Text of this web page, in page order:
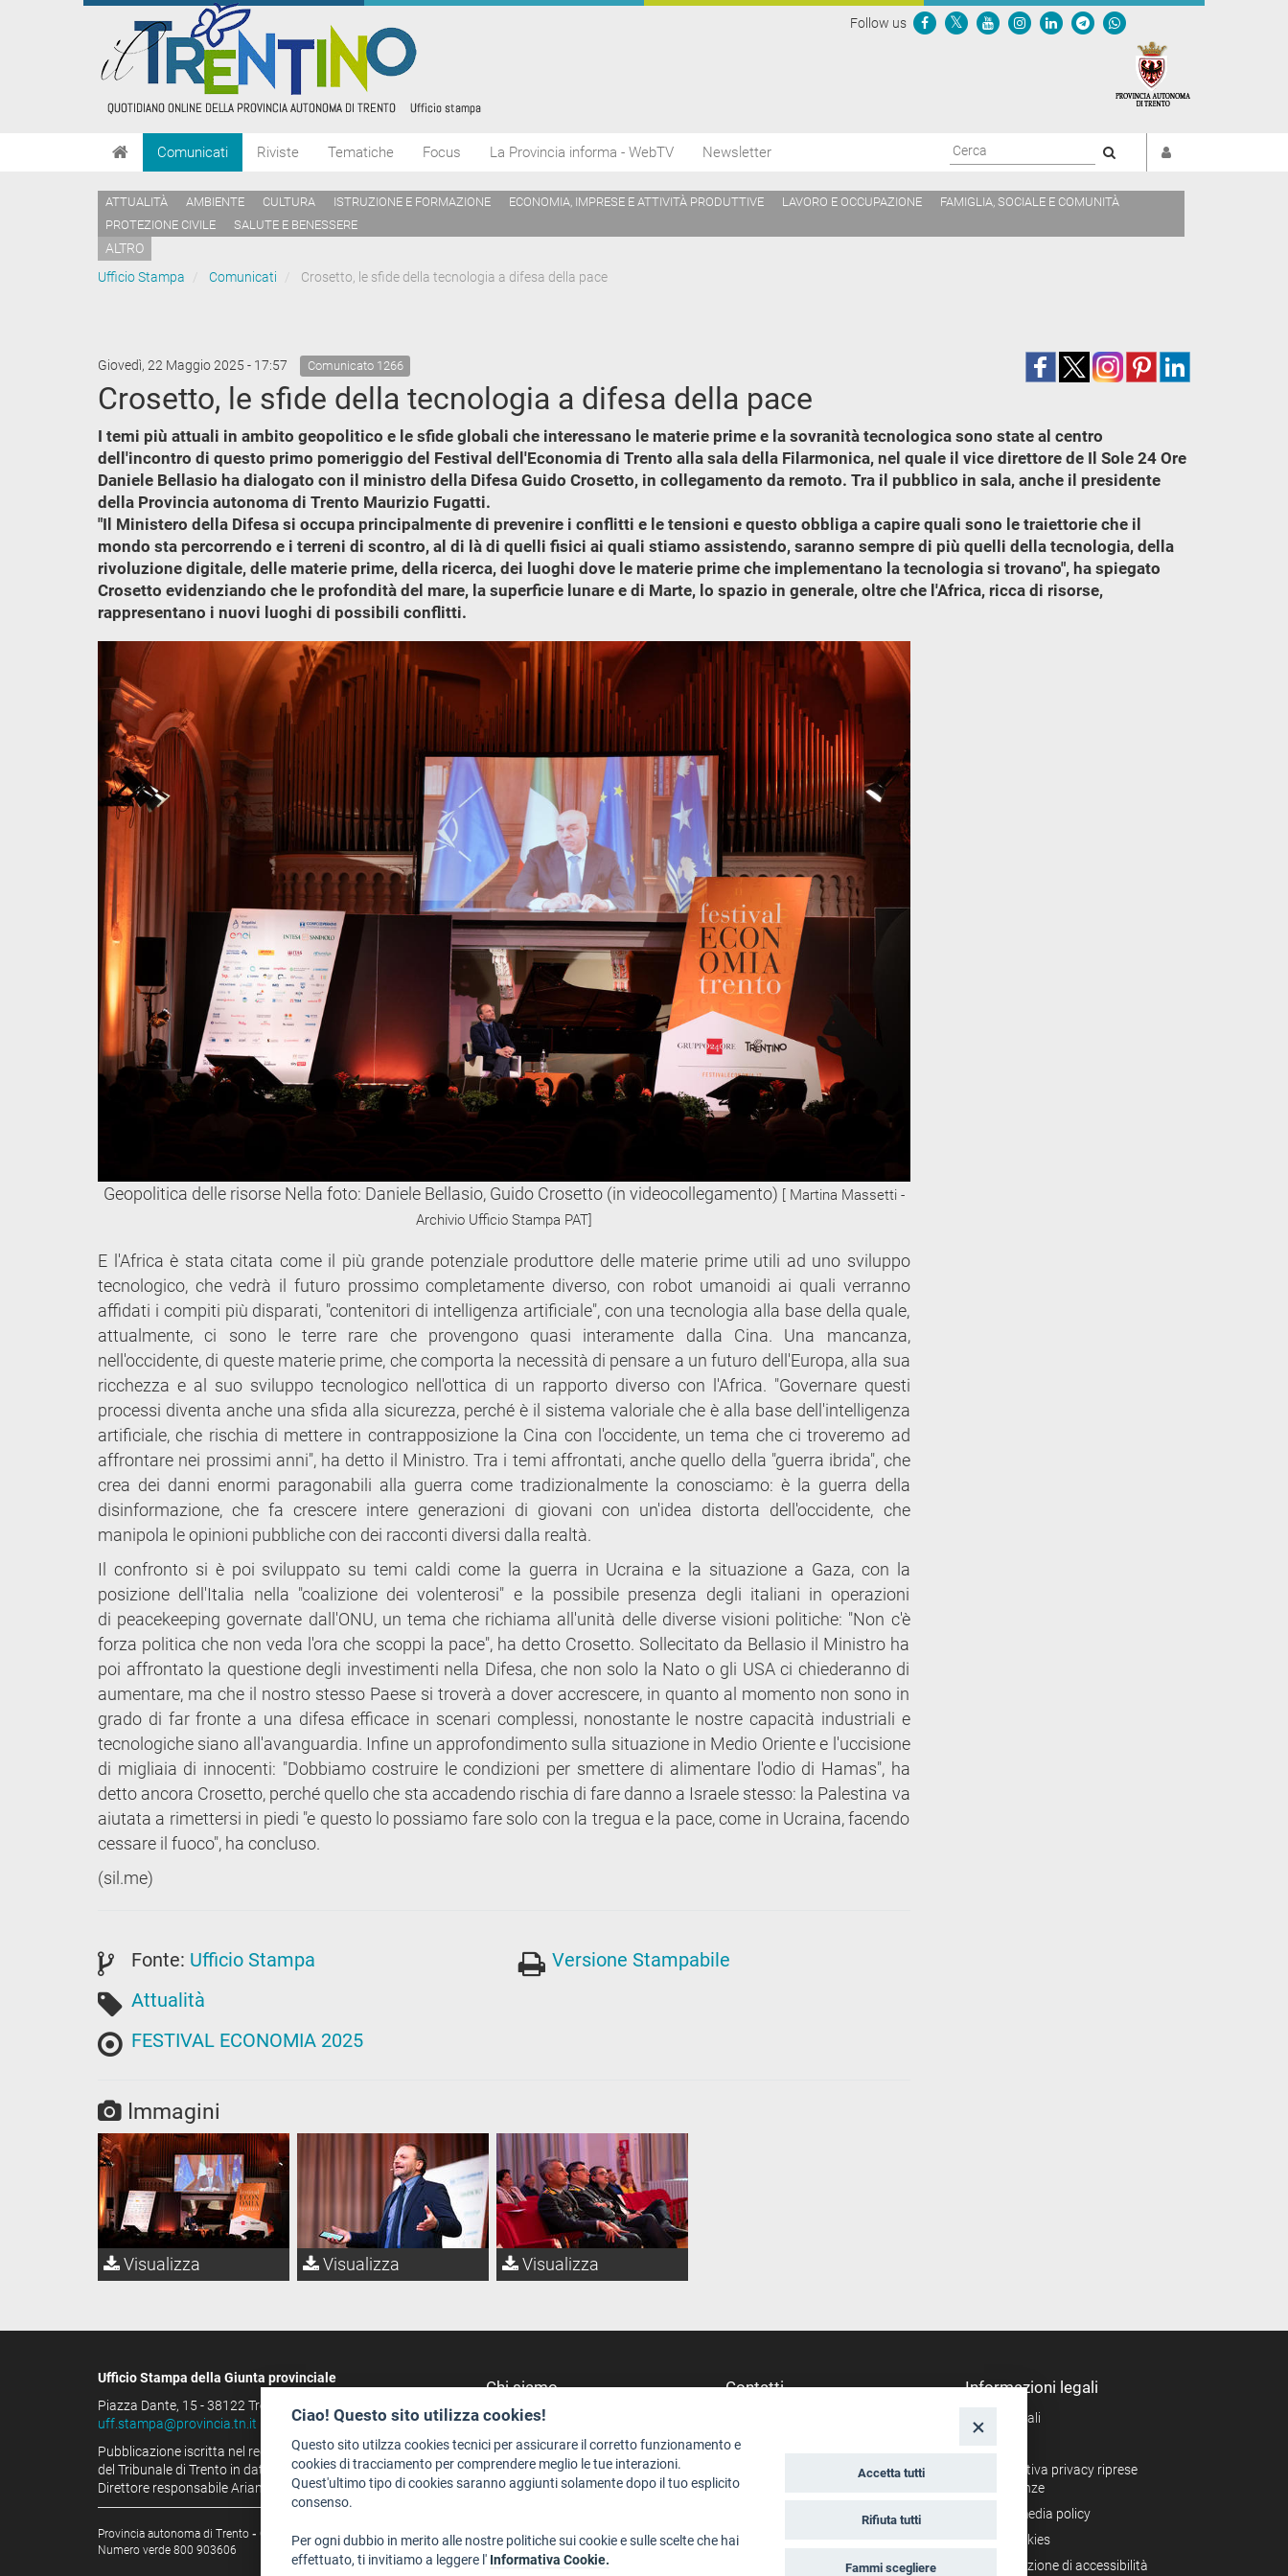
Follow us
Comunicati Riviste Tematiche Focus La Provincia informa - WebTV Newsletter
ATTUALITÀ AMBIENTE CULTURA ISTRUZIONE E FORMAZIONE ECONOMIA, IMPRESE E ATTIVITÀ PRODUTTIVE LAVORO E OCCUPAZIONE
FAMIGLIA, SOCIALE E COMUNITÀ
PROTEZIONE CIVILE
SALUTE E BENESSERE
ALTRO
Ufficio Stampa
Comunicati Crosetto, le sfide della tecnologia a difesa della pace
Giovedì, 22 Maggio 2025 - 17:57 Comunicato 1266
Crosetto, le sfide della tecnologia a difesa della pace
I temi più attuali in ambito geopolitico e le sfide globali che interessano le materie prime e la sovranità tecnologica sono state al centro
dell'incontro di questo primo pomeriggio del Festival dell'Economia di Trento alla sala della Filarmonica, nel quale il vice direttore de Il Sole 24 Ore
Daniele Bellasio ha dialogato con il ministro della Difesa Guido Crosetto, in collegamento da remoto. Tra il pubblico in sala, anche il presidente
della Provincia autonoma di Trento Maurizio Fugatti.
"Il Ministero della Difesa si occupa principalmente di prevenire i conflitti e le tensioni e questo obbliga a capire quali sono le traiettorie che il
mondo sta percorrendo e i terreni di scontro, al di là di quelli fisici ai quali stiamo assistendo, saranno sempre di più quelli della tecnologia, della
rivoluzione digitale, delle materie prime, della ricerca, dei luoghi dove le materie prime che implementano la tecnologia si trovano", ha spiegato
Crosetto evidenziando che le profondità del mare, la superficie lunare e di Marte, lo spazio in generale, oltre che l'Africa, ricca di risorse,
rappresentano i nuovi luoghi di possibili conflitti.
Geopolitica delle risorse Nella foto: Daniele Bellasio, Guido Crosetto (in videocollegamento) [ Martina Massetti -
Archivio Ufficio Stampa PAT]
E l'Africa è stata citata come il più grande potenziale produttore delle materie prime utili ad uno sviluppo
tecnologico, che vedrà il futuro prossimo completamente diverso, con robot umanoidi ai quali verranno
affidati i compiti più disparati, "contenitori di intelligenza artificiale", con una tecnologia alla base della quale,
attualmente, ci sono le terre rare che provengono quasi interamente dalla Cina. Una mancanza,
nell'occidente, di queste materie prime, che comporta la necessità di pensare a un futuro dell'Europa, alla sua
ricchezza e al suo sviluppo tecnologico nell'ottica di un rapporto diverso con l'Africa. "Governare questi
processi diventa anche una sfida alla sicurezza, perché è il sistema valoriale che è alla base dell'intelligenza
artificiale, che rischia di mettere in contrapposizione la Cina con l'occidente, un tema che ci troveremo ad
affrontare nei prossimi anni", ha detto il Ministro. Tra i temi affrontati, anche quello della "guerra ibrida", che
crea dei danni enormi paragonabili alla guerra come tradizionalmente la conosciamo: è la guerra della
disinformazione, che fa crescere intere generazioni di giovani con un'idea distorta dell'occidente, che
manipola le opinioni pubbliche con dei racconti diversi dalla realtà.
Il confronto si è poi sviluppato su temi caldi come la guerra in Ucraina e la situazione a Gaza, con la
posizione dell'Italia nella "coalizione dei volenterosi" e la possibile presenza degli italiani in operazioni
di peacekeeping governate dall'ONU, un tema che richiama all'unità delle diverse visioni politiche: "Non c'è
forza politica che non veda l'ora che scoppi la pace", ha detto Crosetto. Sollecitato da Bellasio il Ministro ha
poi affrontato la questione degli investimenti nella Difesa, che non solo la Nato o gli USA ci chiederanno di
aumentare, ma che il nostro stesso Paese si troverà a dover accrescere, in quanto al momento non sono in
grado di far fronte a una difesa efficace in scenari complessi, nonostante le nostre capacità industriali e
tecnologiche siano all'avanguardia. Infine un approfondimento sulla situazione in Medio Oriente e l'uccisione
di migliaia di innocenti: "Dobbiamo costruire le condizioni per smettere di alimentare l'odio di Hamas", ha
detto ancora Crosetto, perché quello che sta accadendo rischia di fare danno a Israele stesso: la Palestina va
aiutata a rimettersi in piedi "e questo lo possiamo fare solo con la tregua e la pace, come in Ucraina, facendo
cessare il fuoco", ha concluso.
(sil.me)
Fonte: Ufficio Stampa
Attualità
FESTIVAL ECONOMIA 2025
Versione Stampabile
Immagini
Visualizza Visualizza Visualizza
Ufficio Stampa della Giunta provinciale
Piazza Dante, 15 - 38122 Trento (IT)
uff.stampa@provincia.tn.it
Pubblicazione iscritta nel registro della stampa
del Tribunale di Trento in data 13.08.1963 al n. 100
Direttore responsabile Arianna Tamburini
Provincia autonoma di Trento - C.F. e P.IVA: 00337460224
Numero verde 800 903606
Chi siamo
Redazione
Staff
Format - Centro Audiovisivi
Trentino Film Commission
Contatti
Struttura di riferimento
Informazioni legali
Note legali
Informativa privacy riprese
conferenze
Social media policy
Info cookies
Dichiarazione di accessibilità
Ciao! Questo sito utilizza cookies!
Questo sito utilzza cookies tecnici per assicurare il corretto funzionamento e
cookies di tracciamento per comprendere meglio le tue interazioni.
Quest'ultimo tipo di cookies saranno aggiunti solamente dopo il tuo esplicito
consenso.
Per ogni dubbio in merito alle nostre politiche sui cookie e sulle scelte che hai
effettuato, ti invitiamo a leggere l' Informativa Cookie.
Accetta tutti
Rifiuta tutti
Fammi scegliere